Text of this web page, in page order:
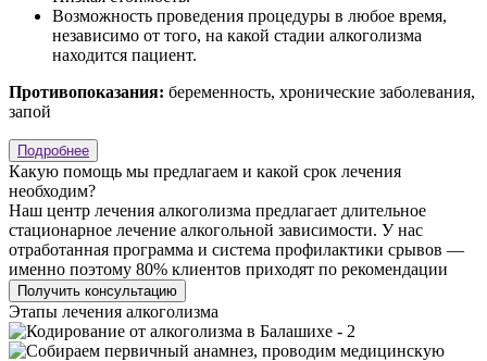
Возможность проведения процедуры в любое время,
независимо от того, на какой стадии алкоголизма
находится пациент.
Противопоказания: беременность, хронические заболевания,
запой
Подробнее
Какую помощь мы предлагаем и какой срок лечения
необходим?
Наш центр лечения алкоголизма предлагает длительное
стационарное лечение алкогольной зависимости. У нас
отработанная программа и система профилактики срывов —
именно поэтому 80% клиентов приходят по рекомендации
Получить консультацию
Этапы лечения алкоголизма